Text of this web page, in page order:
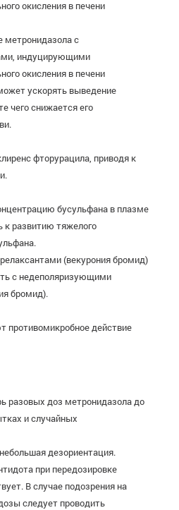
окисления в печени
метронидазола с
индуцирующими
окисления в печени
ускорять выведение
чего снижается его
фторурацила, приводя к
бусульфана в плазме
к развитию тяжелого
(векурония бромид)
с недеполяризующими
бромид).
противомикробное действие
разовых доз метронидазола до
и случайных
дезориентация.
при передозировке
В случае подозрения на
следует проводить